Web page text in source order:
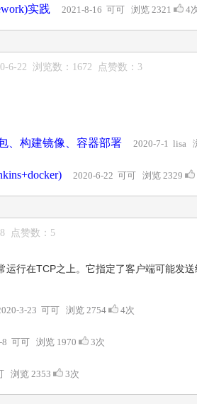
实践 2021-8-16 可可 浏览 2321 4
6-22 浏览数：1672 点赞数：3
、构建镜像、容器部署 2020-7-1 lisa
2020-6-22 可可 浏览 2329
点赞数：5
行在TCP之上。它指定了客户端可能发
3-23 可可 浏览 2754 4次
8 可可 浏览 1970 3次
浏览 2353 3次